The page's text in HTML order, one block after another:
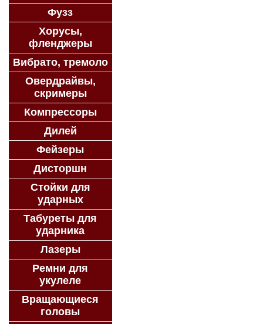
Фузз
Хорусы,
фленджеры
Вибрато, тремоло
Овердрайвы,
скримеры
Компрессоры
Дилей
Фейзеры
Дисторшн
Стойки для
ударных
Табуреты для
ударника
Лазеры
Ремни для
укулеле
Вращающиеся
головы